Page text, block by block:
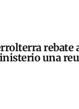
rebate
una